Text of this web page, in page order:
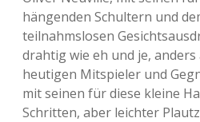
hängenden Schultern und
teilnahmslosen
drahtig wie eh und je,
heutigen Mitspieler und
mit seinen für diese kleine
Schritten, aber leichter